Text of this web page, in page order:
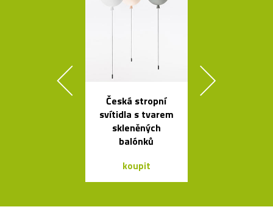
Česká stropní
svítidla s tvarem
skleněných
balónků
koupit